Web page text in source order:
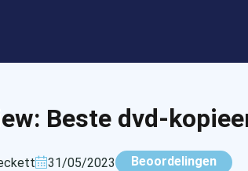
Beste dvd-
31/05/2023 Beoordelingen